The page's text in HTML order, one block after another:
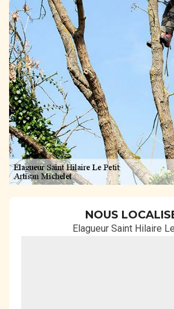
NOUS
Elagueur Saint Hilaire